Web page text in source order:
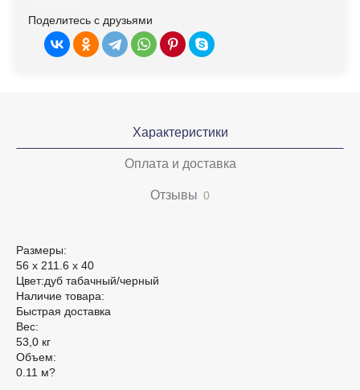
Поделитесь с друзьями
Характеристики
Оплата и доставка
Отзывы 0
Размеры:
56 х 211.6 х 40
Цвет:дуб табачный/черный
Наличие товара:
Быстрая доставка
Вес:
53,0 кг
Объем:
0.11 м?